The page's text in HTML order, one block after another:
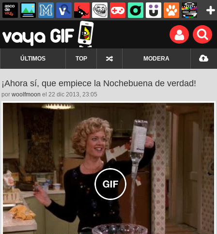
ÚLTIMOS TOP MODERA
¡Ahora sí, que empiece la Nochebuena de verdad!
por woolfmoon el 22 dic 2013, 23:05